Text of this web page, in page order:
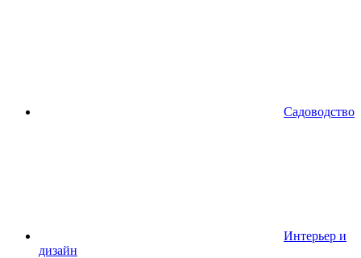
Садоводство
Интерьер и
дизайн